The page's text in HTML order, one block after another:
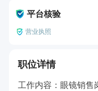
平台核验
营业执照
职位详情
工作内容：眼镜销售